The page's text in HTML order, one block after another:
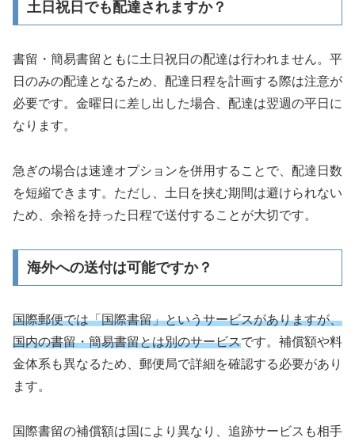
土日祝日でも配達されますか？
書留・簡易書留ともに土日祝日の配達は行われません。平
日のみの配達となるため、配達日程を計画する際は注意が
必要です。金曜日に差し出した場合、配達は翌週の平日に
なります。
急ぎの場合は速達オプションを併用することで、配達日数
を短縮できます。ただし、土日を挟む期間は避けられない
ため、余裕を持った日程で送付することが大切です。
海外への送付は可能ですか？
国際郵便では「国際書留」というサービスがありますが、
国内の書留・簡易書留とは別のサービスです。補償額や料
金体系も異なるため、郵便局で詳細を確認する必要があり
ます。
国際書留の補償額は国により異なり、追跡サービスも相手